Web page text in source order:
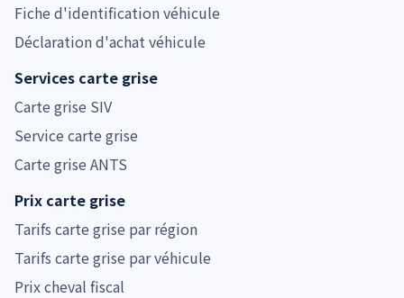
Fiche d'identification véhicule
Déclaration d'achat véhicule
Services carte grise
Carte grise SIV
Service carte grise
Carte grise ANTS
Prix carte grise
Tarifs carte grise par région
Tarifs carte grise par véhicule
Prix cheval fiscal